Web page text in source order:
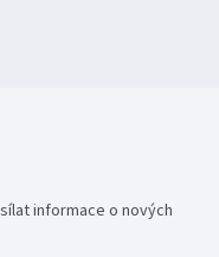
informace o nových